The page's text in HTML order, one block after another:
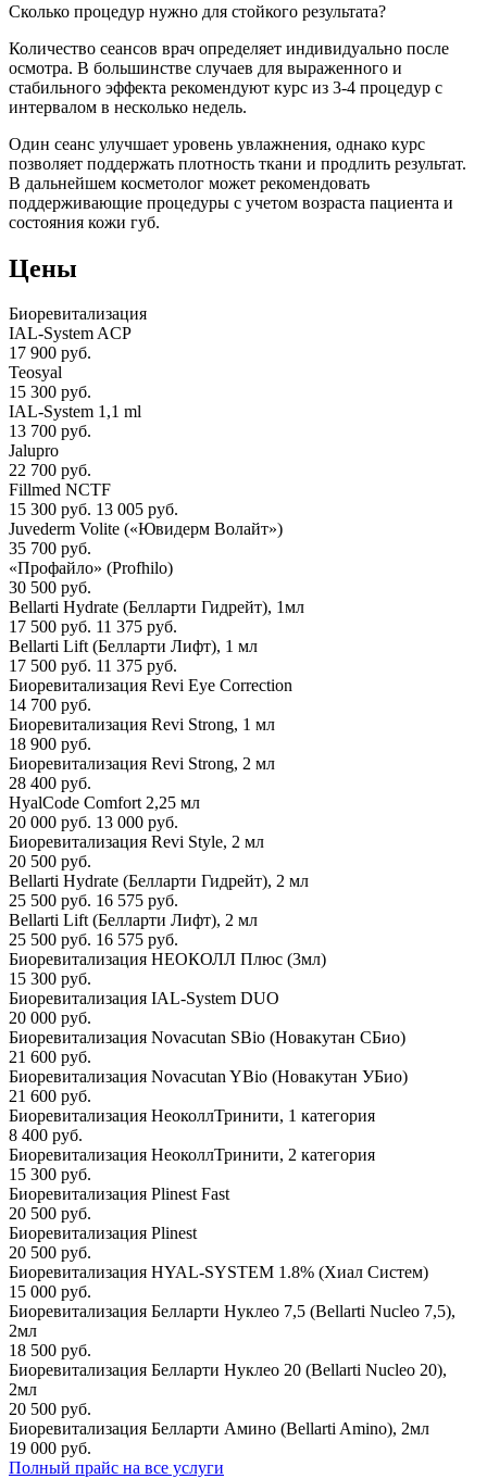
Сколько процедур нужно для стойкого результата?
Количество сеансов врач определяет индивидуально после
осмотра. В большинстве случаев для выраженного и
стабильного эффекта рекомендуют курс из 3-4 процедур с
интервалом в несколько недель.
Один сеанс улучшает уровень увлажнения, однако курс
позволяет поддержать плотность ткани и продлить результат.
В дальнейшем косметолог может рекомендовать
поддерживающие процедуры с учетом возраста пациента и
состояния кожи губ.
Цены
Биоревитализация
IAL-System ACP
17 900 руб.
Teosyal
15 300 руб.
IAL-System 1,1 ml
13 700 руб.
Jalupro
22 700 руб.
Fillmed NCTF
15 300 руб. 13 005 руб.
Juvederm Volite («Ювидерм Волайт»)
35 700 руб.
«Профайло» (Profhilo)
30 500 руб.
Bellarti Hydrate (Белларти Гидрейт), 1мл
17 500 руб. 11 375 руб.
Bellarti Lift (Белларти Лифт), 1 мл
17 500 руб. 11 375 руб.
Биоревитализация Revi Eye Correction
14 700 руб.
Биоревитализация Revi Strong, 1 мл
18 900 руб.
Биоревитализация Revi Strong, 2 мл
28 400 руб.
HyalCode Comfort 2,25 мл
20 000 руб. 13 000 руб.
Биоревитализация Revi Style, 2 мл
20 500 руб.
Bellarti Hydrate (Белларти Гидрейт), 2 мл
25 500 руб. 16 575 руб.
Bellarti Lift (Белларти Лифт), 2 мл
25 500 руб. 16 575 руб.
Биоревитализация НЕОКОЛЛ Плюс (3мл)
15 300 руб.
Биоревитализация IAL-System DUO
20 000 руб.
Биоревитализация Novacutan SBio (Новакутан СБио)
21 600 руб.
Биоревитализация Novacutan YBio (Новакутан УБио)
21 600 руб.
Биоревитализация НеоколлТринити, 1 категория
8 400 руб.
Биоревитализация НеоколлТринити, 2 категория
15 300 руб.
Биоревитализация Plinest Fast
20 500 руб.
Биоревитализация Plinest
20 500 руб.
Биоревитализация HYAL-SYSTEM 1.8% (Хиал Систем)
15 000 руб.
Биоревитализация Белларти Нуклео 7,5 (Bellarti Nucleo 7,5),
2мл
18 500 руб.
Биоревитализация Белларти Нуклео 20 (Bellarti Nucleo 20),
2мл
20 500 руб.
Биоревитализация Белларти Амино (Bellarti Amino), 2мл
19 000 руб.
Полный прайс на все услуги